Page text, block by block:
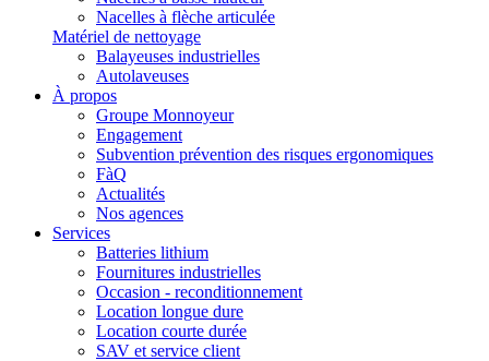
Nacelles à flèche articulée
Matériel de nettoyage
Balayeuses industrielles
Autolaveuses
À propos
Groupe Monnoyeur
Engagement
Subvention prévention des risques ergonomiques
FàQ
Actualités
Nos agences
Services
Batteries lithium
Fournitures industrielles
Occasion - reconditionnement
Location longue dure
Location courte durée
SAV et service client